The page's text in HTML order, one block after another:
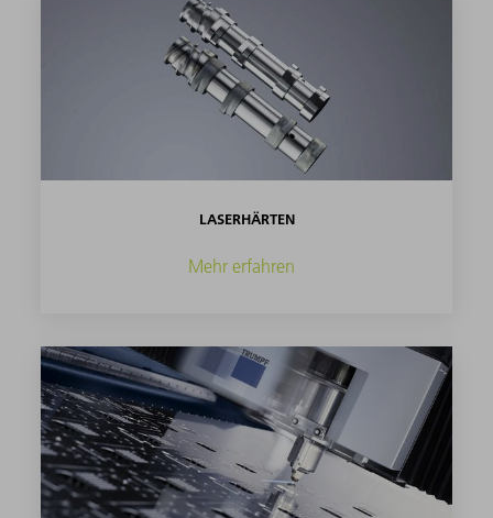
LASERHÄRTEN
Mehr erfahren